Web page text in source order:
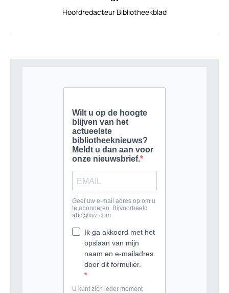
Hoofdredacteur Bibliotheekblad